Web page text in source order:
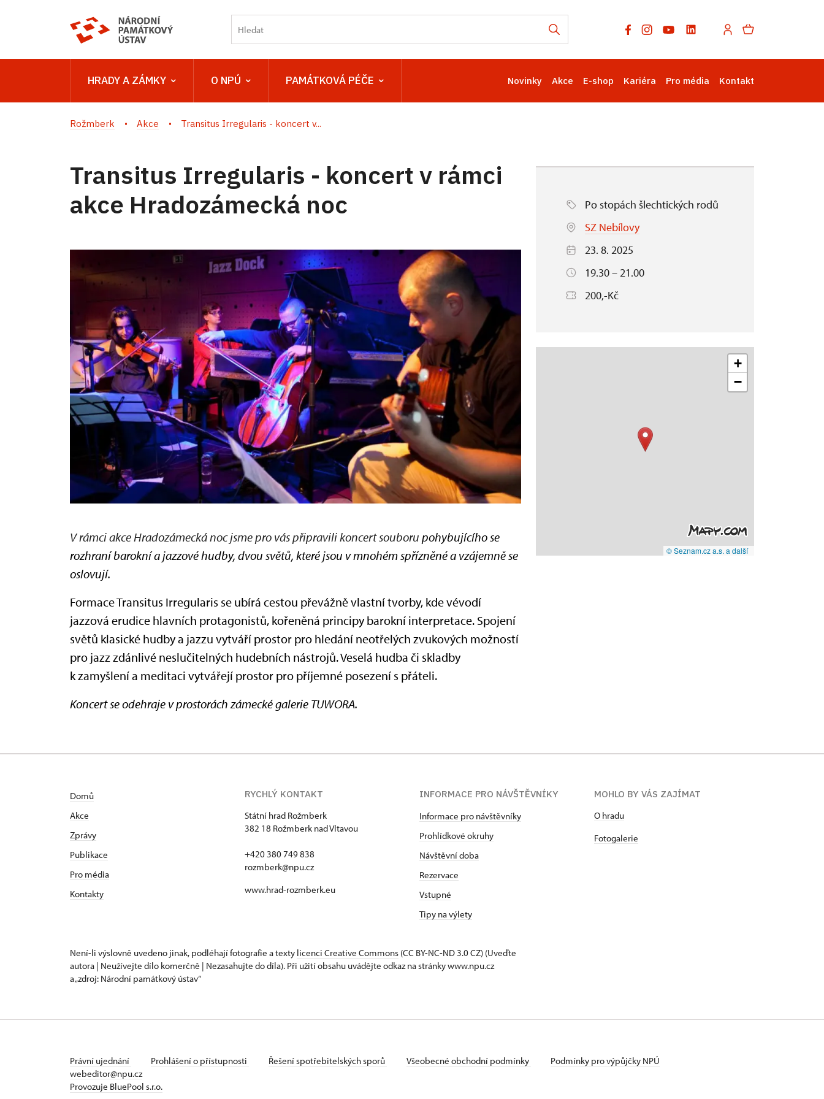
HRADY A ZÁMKY O NPÚ PAMÁTKOVÁ PÉČE Novinky Akce E-shop Kariéra Pro média Kontakt
Rožmberk Akce Transitus Irregularis - koncert v...
Transitus Irregularis - koncert v rámci
akce Hradozámecká noc
V rámci akce Hradozámecká noc jsme pro vás připravili koncert souboru pohybujícího se
rozhraní barokní a jazzové hudby, dvou světů, které jsou v mnohém spřízněné a vzájemně se
oslovují.
Formace Transitus Irregularis se ubírá cestou převážně vlastní tvorby, kde vévodí
jazzová erudice hlavních protagonistů, kořeněná principy barokní interpretace. Spojení
světů klasické hudby a jazzu vytváří prostor pro hledání neotřelých zvukových možností
pro jazz zdánlivé neslučitelných hudebních nástrojů. Veselá hudba či skladby
k zamyšlení a meditaci vytvářejí prostor pro příjemné posezení s přáteli.
Koncert se odehraje v prostorách zámecké galerie TUWORA.
Po stopách šlechtických rodů
SZ Nebílovy
23. 8. 2025
19.30 – 21.00
200,-Kč
+
−
© Seznam.cz a.s. a další
Domů
Akce
Zprávy
Publikace
Pro média
Kontakty
RYCHLÝ KONTAKT
Státní hrad Rožmberk
382 18 Rožmberk nad Vltavou
+420 380 749 838
rozmberk@npu.cz
www.hrad-rozmberk.eu
INFORMACE PRO NÁVŠTĚVNÍKY
Informace pro návštěvníky
Prohlídkové okruhy
Návštěvní doba
Rezervace
Vstupné
Tipy na výlety
MOHLO BY VÁS ZAJÍMAT
O hradu
Fotogalerie
Není-li výslovně uvedeno jinak, podléhají fotografie a texty licenci Creative Commons (CC BY-NC-ND 3.0 CZ) (Uveďte
autora | Neužívejte dílo komerčně | Nezasahujte do díla). Při užití obsahu uvádějte odkaz na stránky www.npu.cz
a „zdroj: Národní památkový ústav“
Právní ujednání Prohlášení o přístupnosti Řešení spotřebitelských sporů Všeobecné obchodní podmínky
Podmínky pro výpůjčky NPÚ
webeditor@npu.cz
Provozuje BluePool s.r.o.